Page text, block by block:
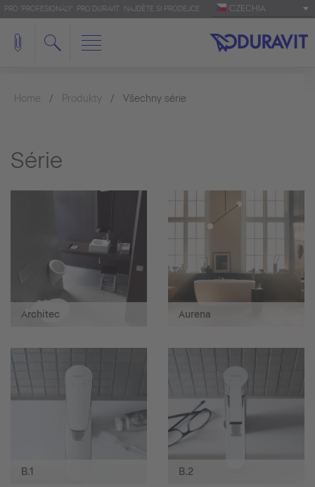
PRO 'PROFESIONÁLY': PRO.DURAVIT NAJDĚTE SI PRODEJCE CZECHIA
Home Produkty Všechny série
Série
Architec Aurena
B.1 B.2